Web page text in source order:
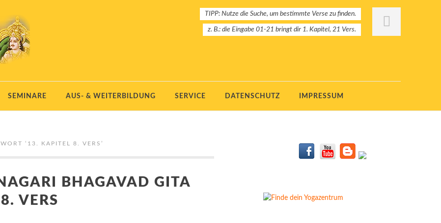
TIPP: Nutze die Suche, um bestimmte Verse zu finden.
z. B.: die Eingabe 01-21 bringt dir 1. Kapitel, 21 Vers.
SEMINARE AUS- & WEITERBILDUNG SERVICE DATENSCHUTZ IMPRESSUM
‘ 13. KAPITEL 8. VERS ’
BHAGAVAD GITA
VERS